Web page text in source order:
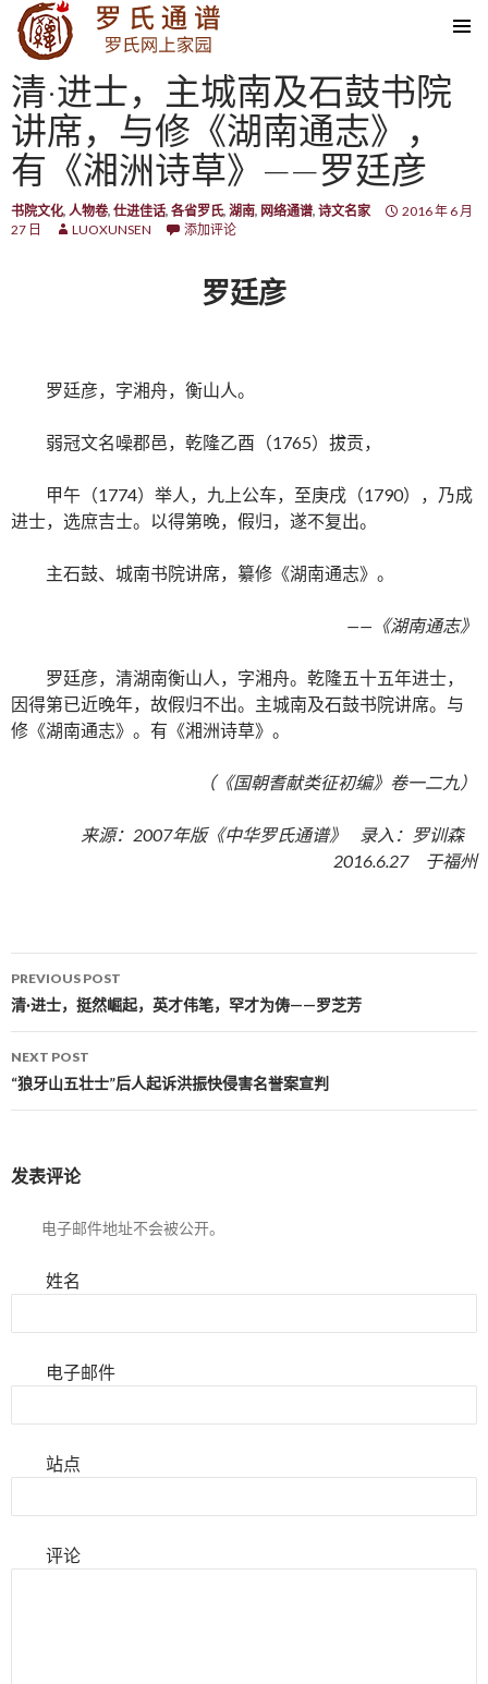
SKIP TO CONTENT
清·进士，主城南及石鼓书院
讲席，与修《湖南通志》，
有《湘洲诗草》——罗廷彦
书院文化, 人物卷, 仕进佳话, 各省罗氏, 湖南, 网络通谱, 诗文名家
2016 年 6 月
27 日
LUOXUNSEN 添加评论
罗廷彦
罗廷彦，字湘舟，衡山人。
弱冠文名噪郡邑，乾隆乙酉（1765）拔贡，
甲午（1774）举人，九上公车，至庚戌（1790），乃成
进士，选庶吉士。以得第晚，假归，遂不复出。
主石鼓、城南书院讲席，纂修《湖南通志》。
——《湖南通志》
罗廷彦，清湖南衡山人，字湘舟。乾隆五十五年进士，
因得第已近晚年，故假归不出。主城南及石鼓书院讲席。与
修《湖南通志》。有《湘洲诗草》。
（《国朝耆献类征初编》卷一二九）
来源：2007年版《中华罗氏通谱》 录入：罗训森
2016.6.27 于福州
Post navigation
PREVIOUS POST
清·进士，挺然崛起，英才伟笔，罕才为俦——罗芝芳
NEXT POST
“狼牙山五壮士”后人起诉洪振快侵害名誉案宣判
发表评论
电子邮件地址不会被公开。
姓名
电子邮件
站点
评论